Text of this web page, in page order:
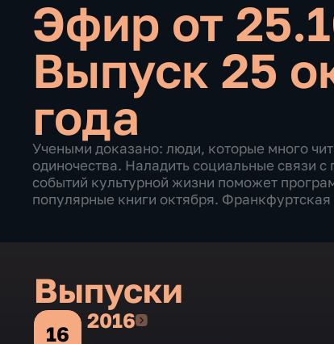
Эфир от
Выпуск 25
года
Учеными доказано: люди, которые много
одиночества. Наладить социальные связи
событий культурной жизни поможет
популярные книги октября.
Выпуски
16
20162016